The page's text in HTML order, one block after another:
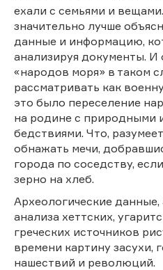
ехали с семьями и
значительно лучше
данные и информацию,
анализируя документы.
«народов моря» в таком
рассматривать как
это было переселение
на родине с природными
бедствиями. Что,
обнажать мечи,
города по соседству,
зерно на хлеб.
Археологические данные,
анализа хеттских,
греческих источников
времени картину засухи,
нашествий и революций.